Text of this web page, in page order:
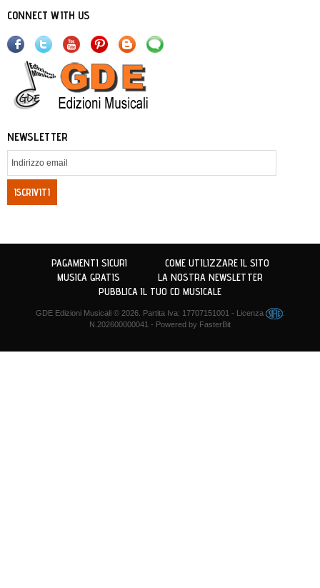
CONNECT WITH US
NEWSLETTER
ISCRIVITI
PAGAMENTI SICURI
COME UTILIZZARE IL SITO
MUSICA GRATIS
LA NOSTRA NEWSLETTER
PUBBLICA IL TUO CD MUSICALE
GDE Edizioni Musicali© 2026. Partita Iva: 17707151001 - Licenza
:
N.202600000041 - Powered by FasterBit